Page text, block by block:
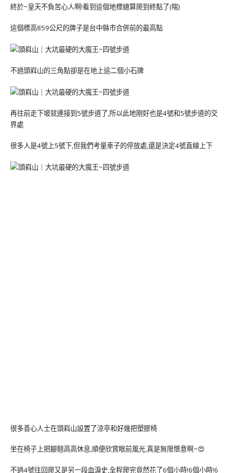
終於~皇天不負苦心人啊!看到這個地標總算爬到終點了(喘)
這個標高859公尺的牌子是台中縣市合併前的最高點
不過頭嵙山的三角點卻是在地上這二個小石牌
再往前走下坡就連接到5號步道了,所以此地剛好也是4號和5號步道的交
界處
很多人是4號上5號下,但我們考量車子的停放處,還是決定4號直線上下
很多善心人士在頭嵙山設置了涼亭和好幾把塑膠椅
坐在椅子上把腳翹高高休息,順便欣賞眼前風光,真是無限愜意啊~😍
不過4號往回爬又是另一段血淚史,全程爬完竟然花了6個小時!6個小時!6